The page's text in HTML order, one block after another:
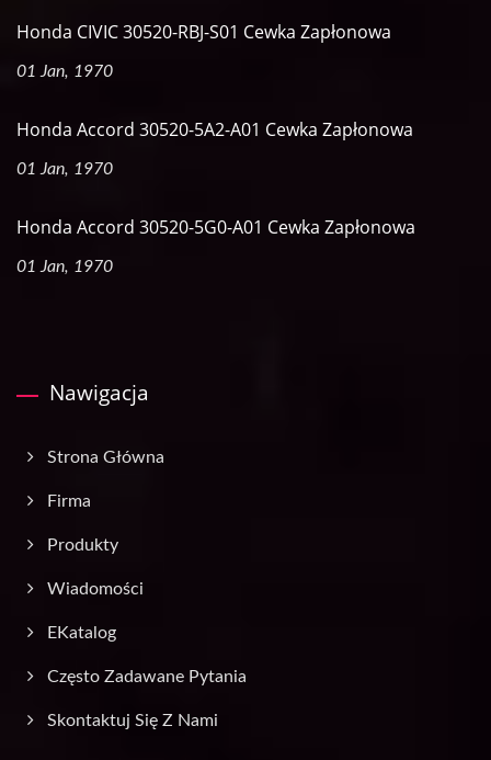
Honda CIVIC 30520-RBJ-S01 Cewka Zapłonowa
01 Jan, 1970
Honda Accord 30520-5A2-A01 Cewka Zapłonowa
01 Jan, 1970
Honda Accord 30520-5G0-A01 Cewka Zapłonowa
01 Jan, 1970
Nawigacja
Strona Główna
Firma
Produkty
Wiadomości
EKatalog
Często Zadawane Pytania
Skontaktuj Się Z Nami